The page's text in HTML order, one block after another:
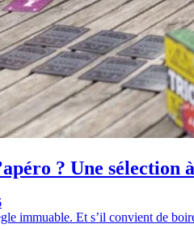
? Une
immuable. Et s’il convient de